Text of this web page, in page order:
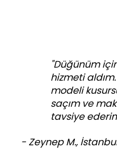
"Düğünüm
hizmeti
modeli
saçım ve
tavsiye
- Zeynep M.,